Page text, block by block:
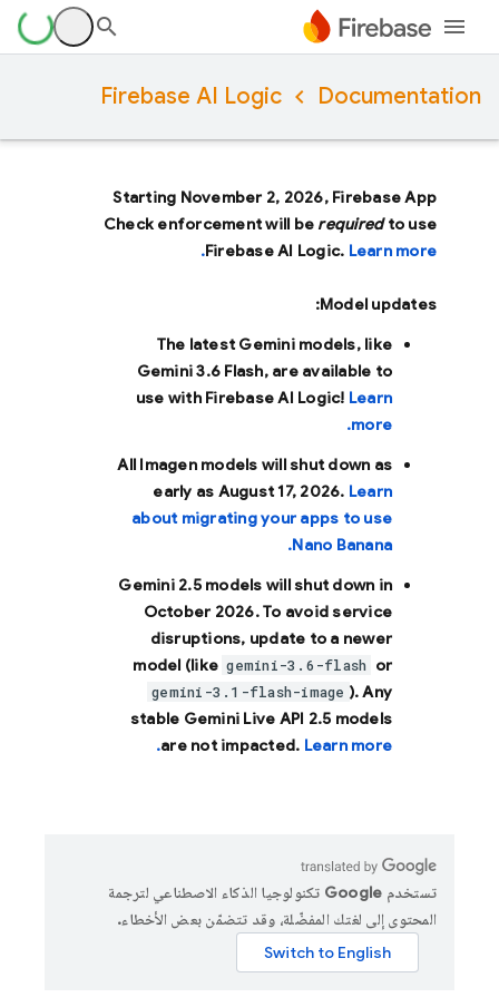
Documentation
Firebase AI Logic
Starting November 2, 2026, Firebase App
Check enforcement will be requiredto use
Firebase AI Logic. Learn more.
Model updates:
The latest Gemini models, like
Gemini 3.6 Flash, are available to
use with Firebase AI Logic! Learn
more.
All Imagen models will shut down as
early as August 17, 2026. Learn
about migrating your apps to use
Nano Banana.
Gemini 2.5 models will shut down in
October 2026. To avoid service
disruptions, update to a newer
model (like gemini-3.6-flash or
gemini-3.1-flash-image ). Any
stable Gemini Live API 2.5 models
are not impacted. Learn more.
تستخدم Google تكنولوجيا الذكاء الاصطناعي لترجمة
المحتوى إلى لغتك المفضّلة، وقد تتضمّن بعض الأخطاء.